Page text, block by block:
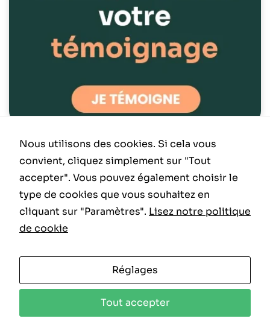
ACTUALITÉ
Nous utilisons des cookies. Si cela vous
convient, cliquez simplement sur "Tout
accepter". Vous pouvez également choisir le
type de cookies que vous souhaitez en
cliquant sur "Paramètres". Lisez notre politique
de cookie
Réglages
Tout accepter